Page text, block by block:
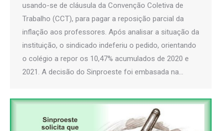
usando-se de cláusula da Convenção Coletiva de
Trabalho (CCT), para pagar a reposição parcial da
inflação aos professores. Após analisar a situação da
instituição, o sindicado indeferiu o pedido, orientando
o colégio a repor os 10,47% acumulados de 2020 e
2021. A decisão do Sinproeste foi embasada na…